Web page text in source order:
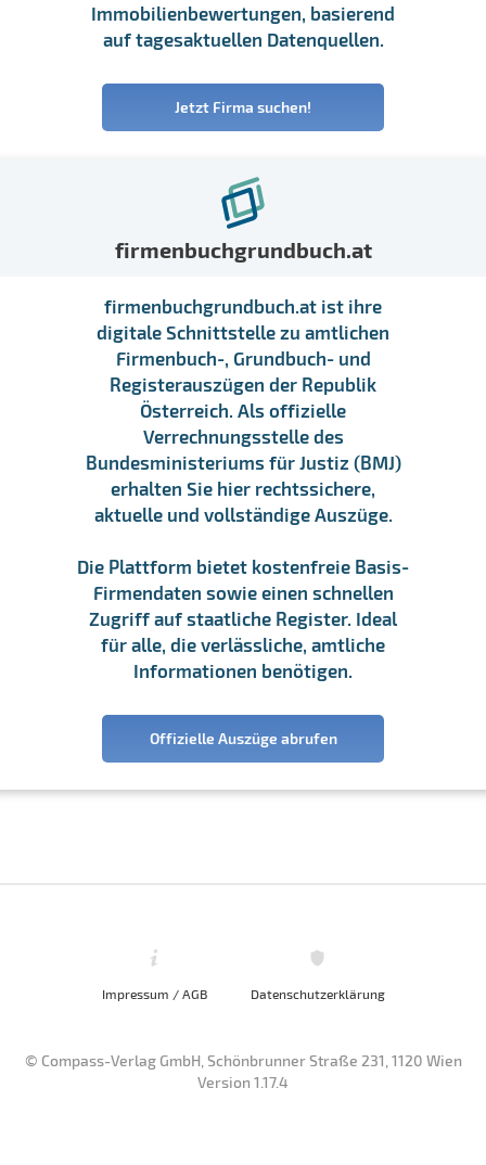
Immobilienbewertungen, basierend
auf tagesaktuellen Datenquellen.
Jetzt Firma suchen!
firmenbuchgrundbuch.at
firmenbuchgrundbuch.at ist ihre
digitale Schnittstelle zu amtlichen
Firmenbuch-, Grundbuch- und
Registerauszügen der Republik
Österreich. Als offizielle
Verrechnungsstelle des
Bundesministeriums für Justiz (BMJ)
erhalten Sie hier rechtssichere,
aktuelle und vollständige Auszüge.
Die Plattform bietet kostenfreie Basis-
Firmendaten sowie einen schnellen
Zugriff auf staatliche Register. Ideal
für alle, die verlässliche, amtliche
Informationen benötigen.
Offizielle Auszüge abrufen
Impressum / AGB Datenschutzerklärung
© Compass-Verlag GmbH, Schönbrunner Straße 231, 1120 Wien
Version 1.17.4